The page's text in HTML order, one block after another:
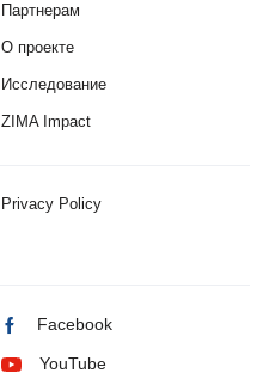
Партнерам
О проекте
Исследование
ZIMA Impact
Privacy Policy
Facebook
YouTube